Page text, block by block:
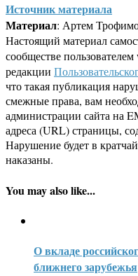
Источник материала
Материал: Артем
Настоящий материал
сообществе пользователем
редакции
что такая публикация
смежные права, вам
администрации сайта на
адреса (URL) страницы,
Нарушение будет в
наказаны.
You may also like...
О вкладе
ближнего зарубежья